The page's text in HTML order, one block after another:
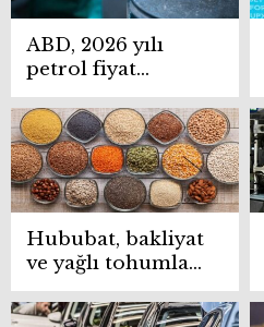
ABD, 2026 yılı
petrol fiyat
tahminini
değiştirmedi
Hububat, bakliyat
ve yağlı tohumlar
sektörü ilk 8 ayda
8,1 milyar Dolar